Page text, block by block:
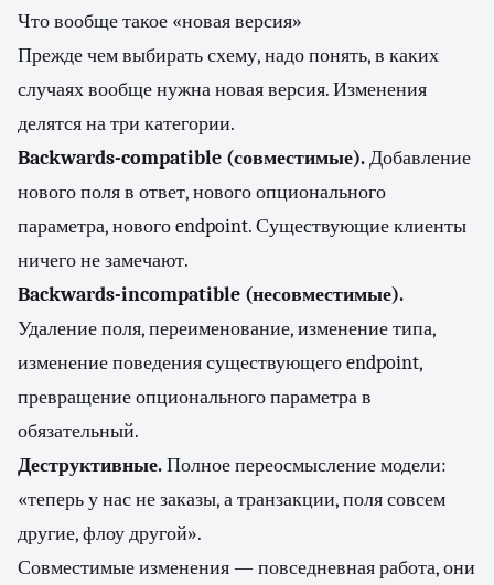
Что вообще такое «новая версия»
Прежде чем выбирать схему, надо понять, в каких
случаях вообще нужна новая версия. Изменения
делятся на три категории.
Backwards-compatible (совместимые).Добавление
нового поля в ответ, нового опционального
параметра, нового endpoint. Существующие клиенты
ничего не замечают.
Backwards-incompatible (несовместимые).
Удаление поля, переименование, изменение типа,
изменение поведения существующего endpoint,
превращение опционального параметра в
обязательный.
Деструктивные.Полное переосмысление модели:
«теперь у нас не заказы, а транзакции, поля совсем
другие, флоу другой».
Совместимые изменения — повседневная работа, они